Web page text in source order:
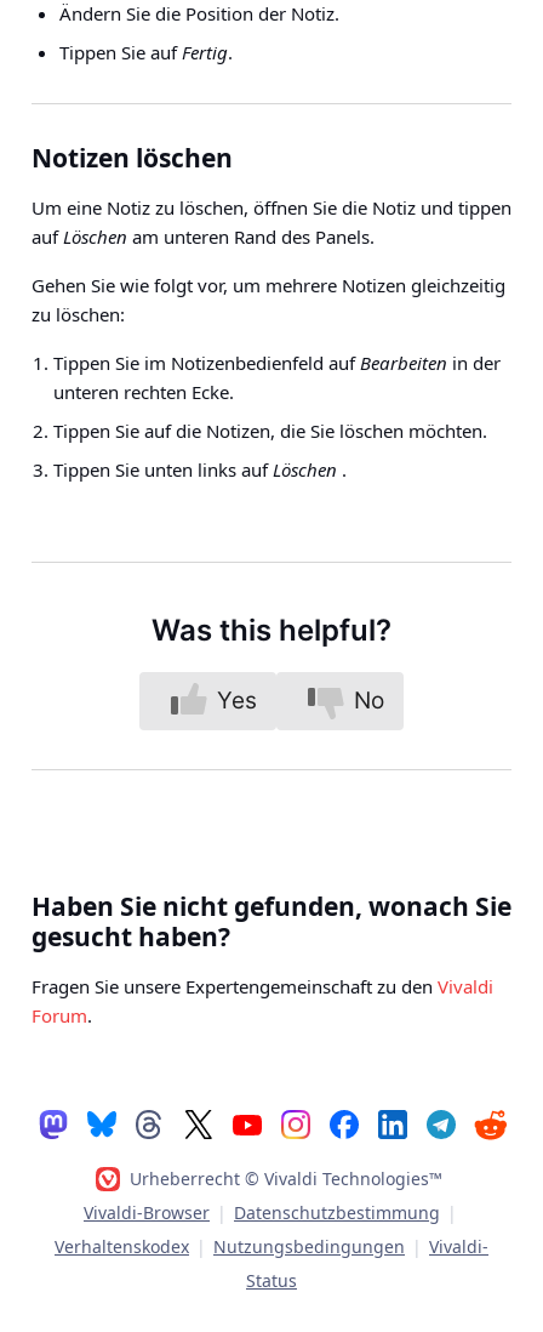
Ändern Sie die Position der Notiz.
Tippen Sie aufFertig.
Notizen löschen
Um eine Notiz zu löschen, öffnen Sie die Notiz und tippen
aufLöschen am unteren Rand des Panels.
Gehen Sie wie folgt vor, um mehrere Notizen gleichzeitig
zu löschen:
Tippen Sie im Notizenbedienfeld aufBearbeiten in der
unteren rechten Ecke.
Tippen Sie auf die Notizen, die Sie löschen möchten.
Tippen Sie unten links aufLöschen .
Was this helpful?
Yes No
Haben Sie nicht gefunden, wonach Sie
gesucht haben?
Fragen Sie unsere Expertengemeinschaft zu den Vivaldi
Forum.
Urheberrecht © Vivaldi Technologies™
Vivaldi-Browser | Datenschutzbestimmung |
Verhaltenskodex | Nutzungsbedingungen | Vivaldi-
Status